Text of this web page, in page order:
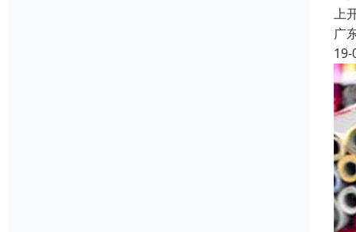
上
广
19-